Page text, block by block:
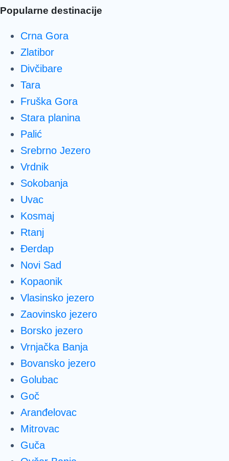
Popularne destinacije
Crna Gora
Zlatibor
Divčibare
Tara
Fruška Gora
Stara planina
Palić
Srebrno Jezero
Vrdnik
Sokobanja
Uvac
Kosmaj
Rtanj
Đerdap
Novi Sad
Kopaonik
Vlasinsko jezero
Zaovinsko jezero
Borsko jezero
Vrnjačka Banja
Bovansko jezero
Golubac
Goč
Aranđelovac
Mitrovac
Guča